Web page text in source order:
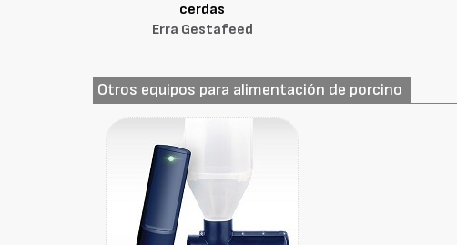
cerdas
Erra Gestafeed
Otros equipos para alimentación de porcino